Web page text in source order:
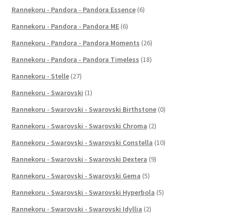
Rannekoru - Pandora - Pandora Essence (6)
Rannekoru - Pandora - Pandora ME (6)
Rannekoru - Pandora - Pandora Moments (26)
Rannekoru - Pandora - Pandora Timeless (18)
Rannekoru - Stelle (27)
Rannekoru - Swarovski (1)
Rannekoru - Swarovski - Swarovski Birthstone (0)
Rannekoru - Swarovski - Swarovski Chroma (2)
Rannekoru - Swarovski - Swarovski Constella (10)
Rannekoru - Swarovski - Swarovski Dextera (9)
Rannekoru - Swarovski - Swarovski Gema (5)
Rannekoru - Swarovski - Swarovski Hyperbola (5)
Rannekoru - Swarovski - Swarovski Idyllia (2)